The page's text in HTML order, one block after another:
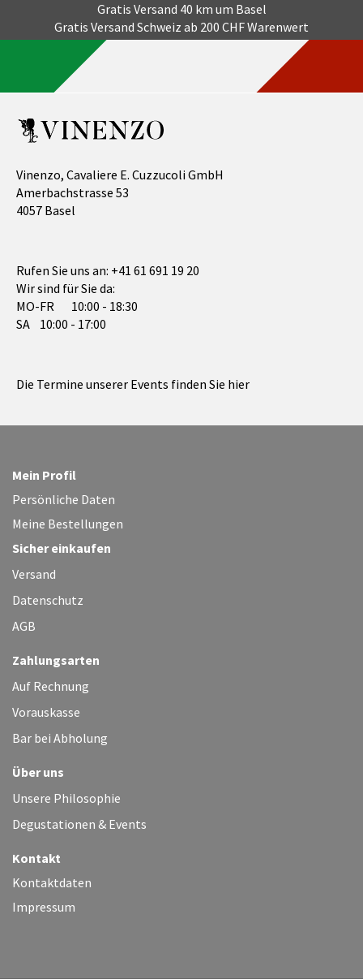
Gratis Versand 40 km um Basel
Gratis Versand Schweiz ab 200 CHF Warenwert
Vinenzo, Cavaliere E. Cuzzucoli GmbH
Amerbachstrasse 53
4057 Basel
Rufen Sie uns an: +41 61 691 19 20
Wir sind für Sie da:
MO-FR 10:00 - 18:30
SA 10:00 - 17:00
Die Termine unserer Events finden Sie hier
Mein Profil
Persönliche Daten
Meine Bestellungen
Sicher einkaufen
Versand
Datenschutz
AGB
Zahlungsarten
Auf Rechnung
Vorauskasse
Bar bei Abholung
Über uns
Unsere Philosophie
Degustationen & Events
Kontakt
Kontaktdaten
Impressum